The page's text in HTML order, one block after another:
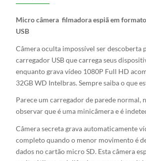
Micro câmera filmadora espiã em
USB
Câmera oculta impossível ser descoberta
carregador USB que carrega seus
enquanto grava vídeo 1080P Full HD
32GB WD Intelbras. Sempre saiba o que
Parece um carregador de parede normal,
observar que é uma minicâmera e é
Câmera secreta grava automaticamente
completo quando o menor movimento é
dados no cartão micro SD. Esta câmera